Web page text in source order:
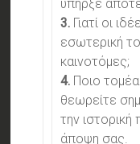
υπήρξε
3. Γιατί οι
εσωτερική
καινοτόμες;
4. Ποιο
θεωρείτε
την
άποψη σας.